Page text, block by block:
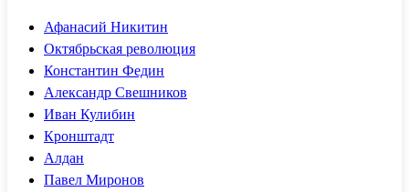
Афанасий Никитин
Октябрьская революция
Константин Федин
Александр Свешников
Иван Кулибин
Кронштадт
Алдан
Павел Миронов